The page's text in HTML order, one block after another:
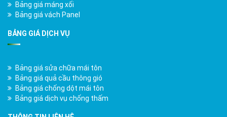
Bảng giá máng xối
Bảng giá vách Panel
BẢNG GIÁ DỊCH VỤ
Bảng giá sửa chữa mái tôn
Bảng giá quả cầu thông gió
Bảng giá chống dột mái tôn
Bảng giá dịch vụ chống thấm